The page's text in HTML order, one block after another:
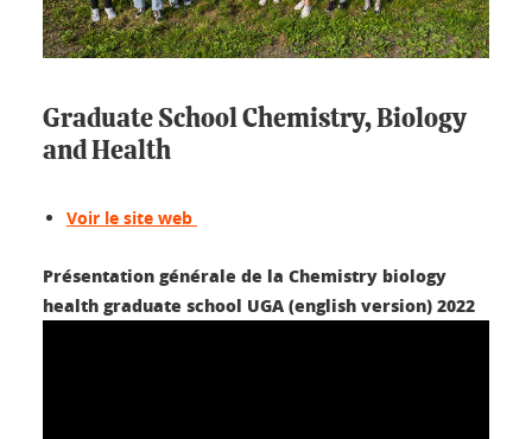
Graduate School Chemistry, Biology
and Health
Voir le site web
Présentation générale de la Chemistry biology
health graduate school UGA (english version) 2022